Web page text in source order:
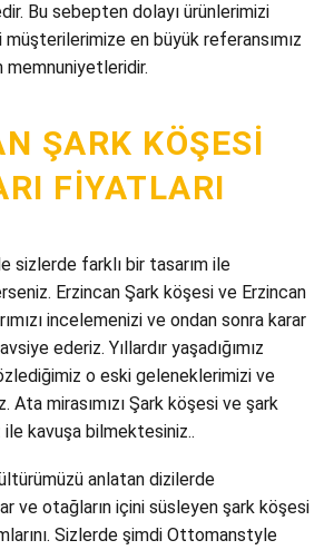
Bu sebepten dolayı ürünlerimizi
en büyük referansımız
memnuniyetleridir.
ŞARK KÖŞESI
FIYATLARI
sizlerde farklı bir tasarım ile
Erzincan Şark köşesi ve Erzincan
incelemenizi ve ondan sonra karar
ederiz. Yıllardır yaşadığımız
o eski geleneklerimizi ve
Ata mirasımızı Şark köşesi ve şark
ile kavuşa bilmektesiniz..
anlatan dizilerde
ve otağların içini süsleyen şark köşesi
Sizlerde şimdi Ottomanstyle